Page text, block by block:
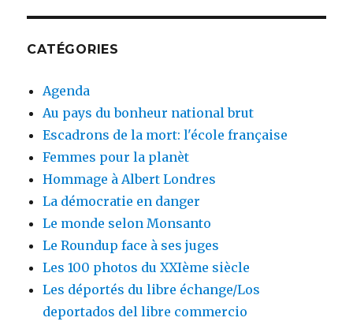
CATÉGORIES
Agenda
Au pays du bonheur national brut
Escadrons de la mort: l'école française
Femmes pour la planèt
Hommage à Albert Londres
La démocratie en danger
Le monde selon Monsanto
Le Roundup face à ses juges
Les 100 photos du XXIème siècle
Les déportés du libre échange/Los
deportados del libre commercio